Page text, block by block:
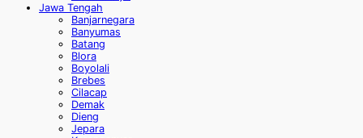
Jawa Tengah
Banjarnegara
Banyumas
Batang
Blora
Boyolali
Brebes
Cilacap
Demak
Dieng
Jepara